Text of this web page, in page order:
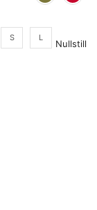
S L
Nullstill